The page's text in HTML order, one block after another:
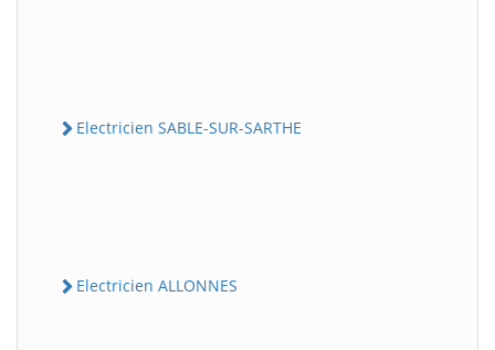
Electricien SABLE-SUR-SARTHE
Electricien ALLONNES